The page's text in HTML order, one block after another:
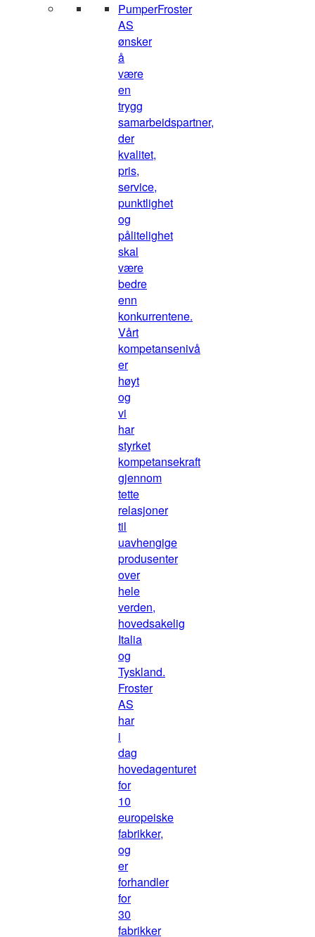
PumperFroster
AS
ønsker
å
være
en
trygg
samarbeidspartner,
der
kvalitet,
pris,
service,
punktlighet
og
pålitelighet
skal
være
bedre
enn
konkurrentene.
Vårt
kompetansenivå
er
høyt
og
vi
har
styrket
kompetansekraft
gjennom
tette
relasjoner
til
uavhengige
produsenter
over
hele
verden,
hovedsakelig
Italia
og
Tyskland.
Froster
AS
har
i
dag
hovedagenturet
for
10
europeiske
fabrikker,
og
er
forhandler
for
30
fabrikker